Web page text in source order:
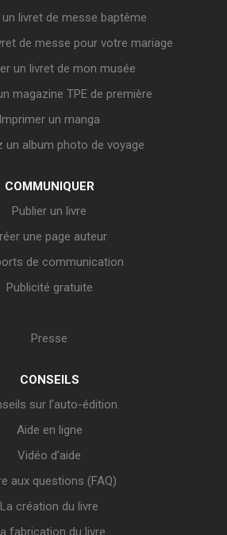
livret de messe baptême
de messe pour votre mariage
un livret de mon musée
magazine TPE de première
Imprimer un manga
un album photo de voyage
COMMUNIQUER
Publier un livre
une page auteur
de communication
Publicité gratuite
Presse
CONSEILS
sur l’auto-édition
Aide en ligne
Vidéo d’aide
aux questions (FAQ)
La création du livre
fabrication du livre